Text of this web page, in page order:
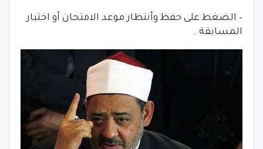
– الضغط على حفظ وأنتظار موعد الامتحان أو اختبار
المسابقة .